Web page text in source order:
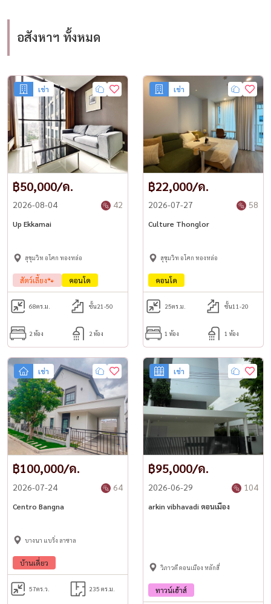
• ชั้น 20B
• ห้องแม่บ้าน
• พร้อมเข้าอยู่
━━━━━━━━━━━━━━
🏢 สิ่งอำนวยความสะดวก
• สระว่ายน้ำ
• ฟิตเนส
• ห้องซาวน่า และห้องสตรีม
• ห้องเด็ก
• ห้องปิงปอง
• ห้องสนุกเกอร์
• สนามบาสเกตบอล
• Open Kitchen Zone
• จุดชาร์จรถยนต์ไฟฟ้า (EV Charger)
• ระบบรักษาความปลอดภัย 24 ชั่วโมง
• กล้องวงจรปิด CCTV
━━━━━━━━━━━━━━
🚐 บริการเพิ่มเติม
• รถ Shuttle Service ไป Interchange Tower
• รถ Shuttle Service ไป Jasmine Tower
• รถ Shuttle Service ไป Fuji 1–3
• รถ Shuttle Service ไปโรงพยาบาลสมิติเวช
━━━━━━━━━━━━━━
📋 เงื่อนไขการเช่า
• ค่าเช่า 78,000 บาท/เดือน
• สัญญาขั้นต่ำ 1 ปี
• เงินประกัน 2 เดือน
━━━━━━━━━━━━━━
🌟 เหมาะสำหรับ
• ผู้บริหาร
• ผู้เลี้ยงสัตว์
━━━━━━━━━━━━━━
✨ คอนโด Pet Friendly ขนาดใหญ่ 180 ตร.ม. ใจกลางสุขุมวิท 23 เดิน
ทางสะดวก ใกล้ BTS อโศก และ MRT สุขุมวิท พร้อมสิ่งอำนวยความ
อสังหาฯ ทั้งหมด
เช่า
฿50,000/ด.
2026-08-04 42
Up Ekkamai
สุขุมวิท อโศก ทองหล่อ
สัตว์เลี้ยง🐾 คอนโด
68ตร.ม. ชั้น21-50
2 ห้อง 2 ห้อง
เช่า
฿22,000/ด.
2026-07-27 58
Culture Thonglor
สุขุมวิท อโศก ทองหล่อ
คอนโด
25ตร.ม. ชั้น11-20
1 ห้อง 1 ห้อง
เช่า
฿100,000/ด.
2026-07-24 64
Centro Bangna
บางนา แบริ่ง ลาซาล
บ้านเดี่ยว
57ตร.ว. 235 ตร.ม.
เช่า
฿95,000/ด.
2026-06-29 104
arkin vibhavadi ดอนเมือง
วิภาวดี ดอนเมือง หลักสี่
ทาวน์เฮ้าส์